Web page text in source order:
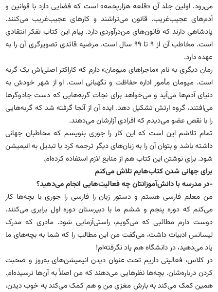
می‌رود. اولین جلد آن «قلعه هزارپخمه» است که فضایی دارد با قوانین و
آدم‌های عجیب‌غریب. قانون می‌تراشند و کارهای عجیب‌غریب می‌کنند.
پادشاهی دارند که قانون‌های من‌درآوردی دارد. پیام این کتاب تفکر انتقادی
است. مخاطب آن از ۹ تا ۹۹ سال است. مرضیه قائدی تصویرگری آن را به
عهده دارد.‌
رمان دیگری به نام «ماجراهای میومان» دارم که کاراکتر اصلی‌اش یک گربه
است. میومان مأمور اداره حفاظت و نگهبانی است. او از شهر خودش به
دنیای آدم‌ها می‌آید و می‌خواهد برای نجات گربه‌هایی که دست جادوگرها
می‌افتند، گروه ارتش تشکیل دهد. ایده آن از آنجا گرفته شد که گربه‌هایی
را با نقص عضو می‌دیدم که افرادی آزارشان می‌دهند.
تمام تلاشم این است که این کار را جوری بنویسم که مخاطبان جهانی
داشته باشد و بتوان آن را به زبان‌های دیگر ترجمه کرد یا تبدیل به انیمیشن
شود. برای نوشتن این کتاب هم از منابع لازم استفاده کرده‌ام.
برای جهانی شدن کتاب‌هایم تلاش می‌کنم
-در مدرسه با دانش‌آموزانتان چه فعالیت‌هایی انجام می‌دهید؟
من معلم فارسی هستم و دستور زبان را فارسی را جوری با بچه‌ها کار
می‌کنم که دوره پنجم و ششم ما با دبیرستان دوره اول برابری می‌کنند.
دوست دارم مطالبی که می‌گویم، راستی‌آزمایی شود. مادری که مدرک
لیسانس ادبیات داشت، می‌گفت من این مطالب را که شما به بچه‌های ما
یاد می‌دهید، در دانشگاه هم یاد نگرفته‌ام!
در کلاس، فعالیتی داریم تحت عنوان دیدن انیمیشن‌های به‌روز و صحبت
کردن درباره‌شان. بچه‌ها نظرهایی می‌دهند که من اصلاً به آن‌ها نرسیده‌ام.
همین کمک می‌کند به بارش مغزی من و هم کمک می‌کند به خوب دیدن،